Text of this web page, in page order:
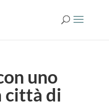
uno
città di